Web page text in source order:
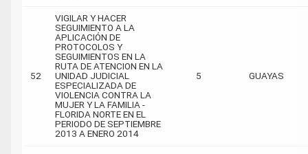
52
VIGILAR Y HACER
SEGUIMIENTO A LA
APLICACIÓN DE
PROTOCOLOS Y
SEGUIMIENTOS EN LA
RUTA DE ATENCION EN LA
UNIDAD JUDICIAL
ESPECIALIZADA DE
VIOLENCIA CONTRA LA
MUJER Y LA FAMILIA -
FLORIDA NORTE EN EL
PERIODO DE SEPTIEMBRE
2013 A ENERO 2014
5 GUAYAS